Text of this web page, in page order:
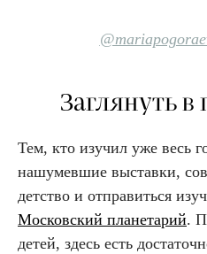
Заглянуть в
Тем, кто изучил уже весь
нашумевшие выставки,
детство и отправиться
Московский планетарий.
детей, здесь есть